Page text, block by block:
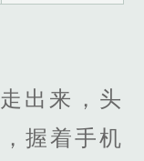
出来，头
握着手机